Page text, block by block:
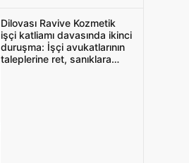
Dilovası Ravive Kozmetik
işçi katliamı davasında ikinci
duruşma: İşçi avukatlarının
taleplerine ret, sanıklara